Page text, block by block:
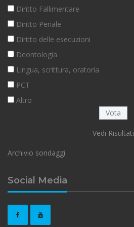
Diritto Fallimentare
Diritto Penale
Diritto delle esecuzioni
Deontologia
Lingua, scrittura, oratoria
PCT
Altro
Vedi Risultati
Archivio sondaggi
Social Media